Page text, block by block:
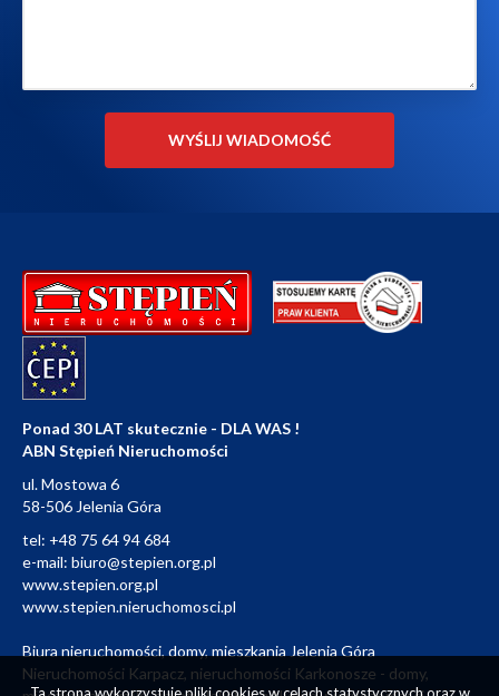
Ponad 30 LAT skutecznie - DLA WAS !
ABN Stępień Nieruchomości
ul. Mostowa 6
58-506 Jelenia Góra
tel: +48 75 64 94 684
e-mail: biuro@stepien.org.pl
www.stepien.org.pl
www.stepien.nieruchomosci.pl
Biura nieruchomości, domy, mieszkania Jelenia Góra
Nieruchomości Karpacz, nieruchomości Karkonosze - domy,